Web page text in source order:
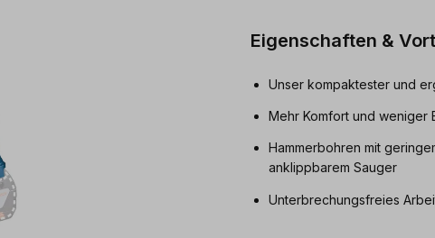
Eigenschaften &
Unser kompaktester und
Mehr Komfort und weniger
Hammerbohren mit
anklippbarem Sauger
Unterbrechungsfreies